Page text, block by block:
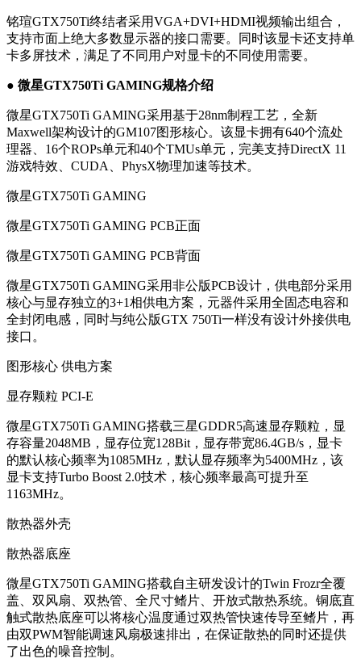
铭瑄GTX750Ti终结者采用VGA+DVI+HDMI视频输出组合，
支持市面上绝大多数显示器的接口需要。同时该显卡还支持单
卡多屏技术，满足了不同用户对显卡的不同使用需要。
● 微星GTX750Ti GAMING规格介绍
微星GTX750Ti GAMING采用基于28nm制程工艺，全新
Maxwell架构设计的GM107图形核心。该显卡拥有640个流处
理器、16个ROPs单元和40个TMUs单元，完美支持DirectX 11
游戏特效、CUDA、PhysX物理加速等技术。
微星GTX750Ti GAMING
微星GTX750Ti GAMING PCB正面
微星GTX750Ti GAMING PCB背面
微星GTX750Ti GAMING采用非公版PCB设计，供电部分采用
核心与显存独立的3+1相供电方案，元器件采用全固态电容和
全封闭电感，同时与纯公版GTX 750Ti一样没有设计外接供电
接口。
图形核心 供电方案
显存颗粒 PCI-E
微星GTX750Ti GAMING搭载三星GDDR5高速显存颗粒，显
存容量2048MB，显存位宽128Bit，显存带宽86.4GB/s，显卡
的默认核心频率为1085MHz，默认显存频率为5400MHz，该
显卡支持Turbo Boost 2.0技术，核心频率最高可提升至
1163MHz。
散热器外壳
散热器底座
微星GTX750Ti GAMING搭载自主研发设计的Twin Frozr全覆
盖、双风扇、双热管、全尺寸鳍片、开放式散热系统。铜底直
触式散热底座可以将核心温度通过双热管快速传导至鳍片，再
由双PWM智能调速风扇极速排出，在保证散热的同时还提供
了出色的噪音控制。